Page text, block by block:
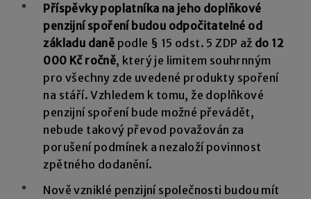
Příspěvky poplatníka na jeho doplňkové
penzijní spoření budou odpočitatelné od
základu daně podle § 15 odst. 5 ZDP až do 12
000 Kč ročně, který je limitem souhrnným
pro všechny zde uvedené produkty spoření
na stáří. Vzhledem k tomu, že doplňkové
penzijní spoření bude možné převádět,
nebude takový převod považován za
porušení podmínek a nezaloží povinnost
zpětného dodanění.
Nově vzniklé penzijní společnosti budou mít